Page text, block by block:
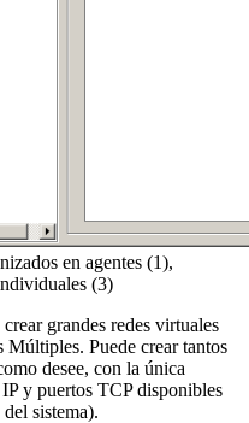
en agentes (1),
(3)
grandes redes virtuales
Puede crear tantos
desee, con la única
y puertos TCP disponibles
sistema).